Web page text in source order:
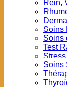
Rein,
Soins
Soins
Test
Soins